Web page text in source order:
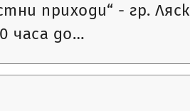
приходи“ - гр.
часа до…